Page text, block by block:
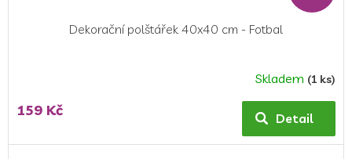
Dekorační polštářek 40x40 cm - Fotbal
produktu
5,0
Skladem (1 ks)
159 Kč Detail